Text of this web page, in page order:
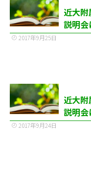
近大
説明
2017年9月25日
近大
説明会
2017年9月24日